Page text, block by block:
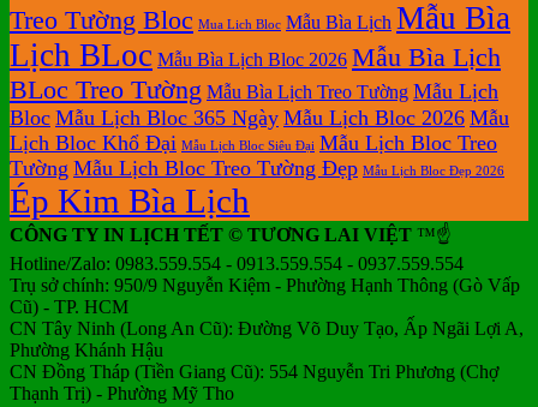
Treo Tường Bloc Mua Lich Bloc Mẫu Bìa Lịch Mẫu Bìa
Lịch BLoc Mẫu Bìa Lịch Bloc 2026 Mẫu Bìa Lịch
BLoc Treo Tường Mẫu Bìa Lịch Treo Tường Mẫu Lịch
Bloc Mẫu Lịch Bloc 365 Ngày Mẫu Lịch Bloc 2026 Mẫu
Lịch Bloc Khổ Đại Mẫu Lịch Bloc Siêu Đại Mẫu Lịch Bloc Treo
Tường Mẫu Lịch Bloc Treo Tường Đẹp Mẫu Lịch Bloc Đẹp 2026
Ép Kim Bìa Lịch
CÔNG TY IN LỊCH TẾT © TƯƠNG LAI VIỆT ™☝️
Hotline/Zalo: 0983.559.554 - 0913.559.554 - 0937.559.554
Trụ sở chính: 950/9 Nguyễn Kiệm - Phường Hạnh Thông (Gò Vấp
Cũ) - TP. HCM
CN Tây Ninh (Long An Cũ): Đường Võ Duy Tạo, Ấp Ngãi Lợi A,
Phường Khánh Hậu
CN Đồng Tháp (Tiền Giang Cũ): 554 Nguyễn Tri Phương (Chợ
Thạnh Trị) - Phường Mỹ Tho